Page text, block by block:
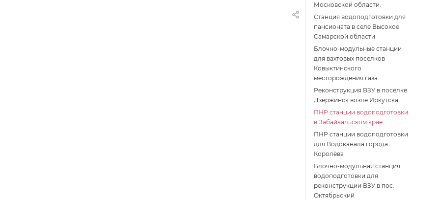
Московской области.
Станция водоподготовки для
пансионата в селе Высокое
Самарской области
Блочно-модульные станции
для вахтовых поселков
Ковыктинского
месторождения газа
Реконструкция ВЗУ в посёлке
Дзержинск возле Иркутска
ПНР станции водоподготовки
в Забайкальском крае
ПНР станции водоподготовки
для Водоканала города
Королёва
Блочно-модульная станция
водоподготовки для
реконструкции ВЗУ в пос.
Октябрьский